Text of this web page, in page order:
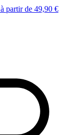
à partir de 49,90 €